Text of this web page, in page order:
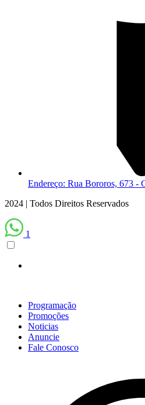
Endereço: Rua Bororos, 673 -
2024 | Todos Direitos Reservados
1
Programação
Promoções
Noticias
Anuncie
Fale Conosco